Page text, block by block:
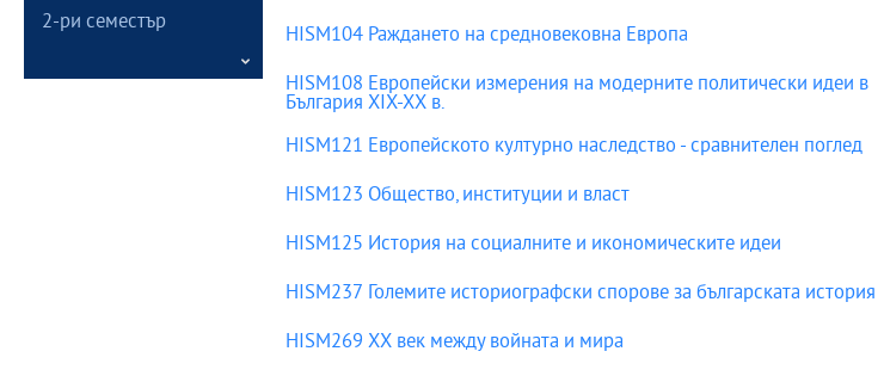
2-ри семестър
HISM104 Раждането на средновековна Европа
HISM108 Европейски измерения на модерните политически идеи в
България ХІХ-ХХ в.
HISM121 Европейското културно наследство - сравнителен поглед
HISM123 Общество, институции и власт
HISM125 История на социалните и икономическите идеи
HISM237 Големите историографски спорове за българската история
HISM269 ХХ век между войната и мира